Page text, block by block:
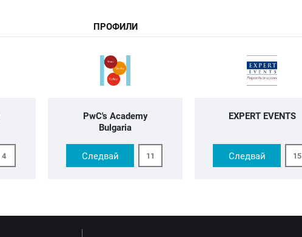
ПРОФИЛИ
4
PwC's Academy
Bulgaria
Следвай 11
EXPERT EVENTS
Следвай 15